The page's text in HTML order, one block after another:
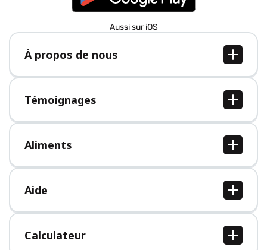
Aussi sur iOS
À propos de nous
À propos de nous
Postes
Presse
Témoignages
Tous les témoignages
Aliments
Tous les aliments
Aide
Centre d'aide
Calculateur